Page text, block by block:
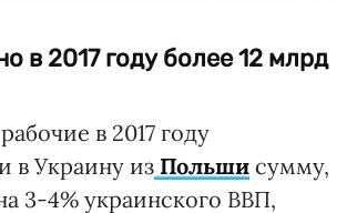
в 2017 году более 12 млрд
в 2017 году
в Украину из Польши сумму,
3-4% украинского ВВП,